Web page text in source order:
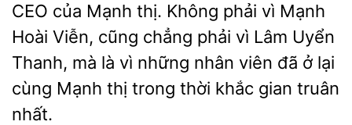
CEO của
thị. Không phải vì Mạnh
Hoài Viễn, cũng chẳng phải vì Lâm Uyển
Thanh, mà là vì những nhân viên đã ở lại
cùng Mạnh thị trong thời khắc gian truân
nhất.